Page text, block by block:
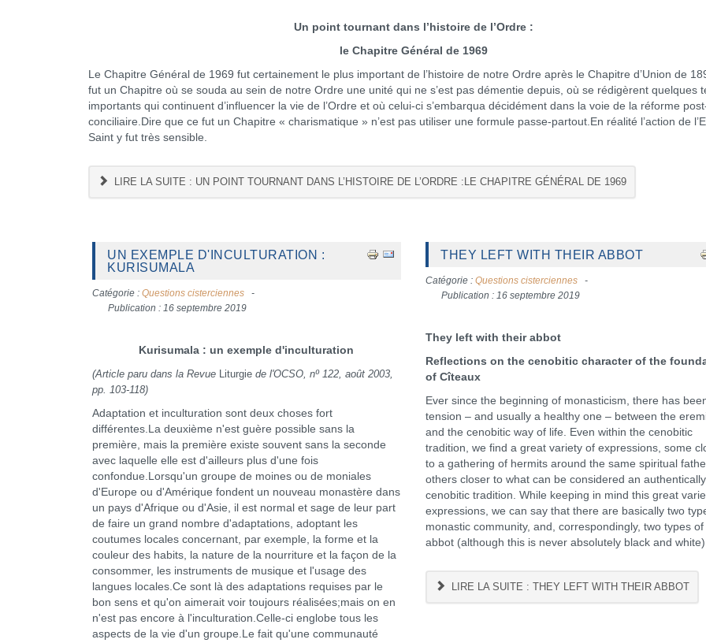
Un point tournant dans l’histoire de l’Ordre :
le Chapitre Général de 1969
Le Chapitre Général de 1969 fut certainement le plus important de l’histoire de notre Ordre après le Chapitre d’Union de
fut un Chapitre où se souda au sein de notre Ordre une unité qui ne s’est pas démentie depuis, où se rédigèrent quelques
importants qui continuent d’influencer la vie de l’Ordre et où celui-ci s’embarqua décidément dans la voie de la réforme
conciliaire.Dire que ce fut un Chapitre « charismatique » n’est pas utiliser une formule passe-partout.En réalité l’action de
Saint y fut très sensible.
LIRE LA SUITE : UN POINT TOURNANT DANS L’HISTOIRE DE L’ORDRE :LE CHAPITRE GÉNÉRAL DE 1969
UN EXEMPLE D'INCULTURATION :
KURISUMALA
Catégorie : Questions cisterciennes
Publication : 16 septembre 2019
Kurisumala : un exemple d'inculturation
(Article paru dans la Revue Liturgie de l'OCSO, nº 122, août 2003,
pp. 103-118)
Adaptation et inculturation sont deux choses fort
différentes.La deuxième n'est guère possible sans la
première, mais la première existe souvent sans la seconde
avec laquelle elle est d'ailleurs plus d'une fois
confondue.Lorsqu'un groupe de moines ou de moniales
d'Europe ou d'Amérique fondent un nouveau monastère dans
un pays d'Afrique ou d'Asie, il est normal et sage de leur part
de faire un grand nombre d'adaptations, adoptant les
coutumes locales concernant, par exemple, la forme et la
couleur des habits, la nature de la nourriture et la façon de la
consommer, les instruments de musique et l'usage des
langues locales.Ce sont là des adaptations requises par le
bon sens et qu'on aimerait voir toujours réalisées;mais on en
n'est pas encore à l'inculturation.Celle-ci englobe tous les
aspects de la vie d'un groupe.Le fait qu'une communauté
THEY LEFT WITH THEIR ABBOT
Catégorie :Questions cisterciennes
Publication : 16 septembre 2019
They left with their abbot
Reflections on the cenobitic character of the
of Cîteaux
Ever since the beginning of monasticism, there has
tension – and usually a healthy one – between the
and the cenobitic way of life. Even within the cenobitic
tradition, we find a great variety of expressions, some
to a gathering of hermits around the same spiritual
others closer to what can be considered an authentically
cenobitic tradition. While keeping in mind this great
expressions, we can say that there are basically two
monastic community, and, correspondingly, two types of
abbot (although this is never absolutely black and
LIRE LA SUITE : THEY LEFT WITH THEIR ABBOT